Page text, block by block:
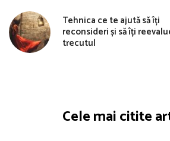
Tehnica ce te ajută să îți
reconsideri și să îți
trecutul
Cele mai citite